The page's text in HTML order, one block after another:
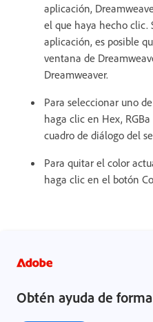
aplicación,
el que haya hecho clic.
aplicación, es posible
ventana de
Dreamweaver.
Para seleccionar uno
haga clic en Hex,
cuadro de diálogo del
Para quitar el color
haga clic en el botón
Obtén ayuda de